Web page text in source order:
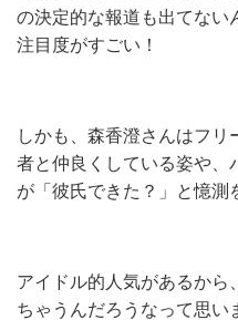
の決定的な報道も出てない
注目度がすごい！
しかも、森香澄さんはフ
者と仲良くしている姿や、
が「彼氏できた？」と憶測
アイドル的人気があるから
ちゃうんだろうなって思い